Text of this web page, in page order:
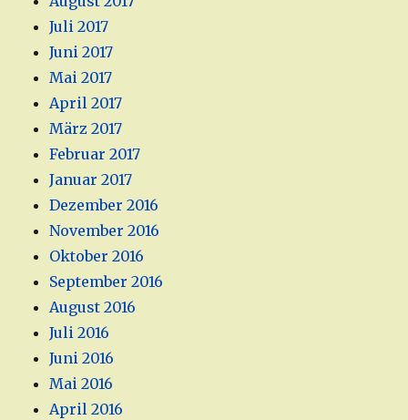
Juli 2017
Juni 2017
Mai 2017
April 2017
März 2017
Februar 2017
Januar 2017
Dezember 2016
November 2016
Oktober 2016
September 2016
August 2016
Juli 2016
Juni 2016
Mai 2016
April 2016